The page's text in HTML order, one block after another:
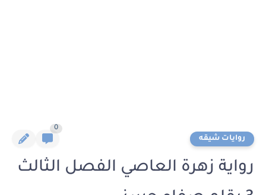
روايات شيقه
0
رواية زهرة العاصي الفصل الثالث